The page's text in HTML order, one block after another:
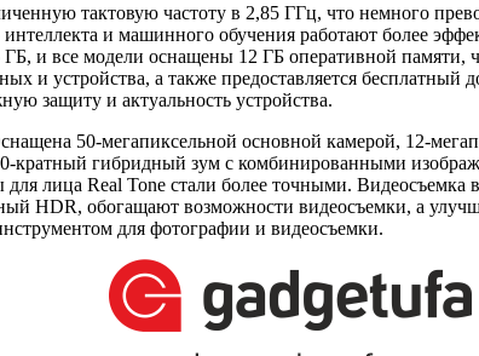
тактовую частоту в 2,85 ГГц, что немного
и машинного обучения работают более
и все модели оснащены 12 ГБ оперативной памяти,
и устройства, а также предоставляется
защиту и актуальность устройства.
50-мегапиксельной основной камерой, 12-
кратный гибридный зум с комбинированными
лица Real Tone стали более точными.
HDR, обогащают возможности видеосъемки, а
для фотографии и видеосъемки.